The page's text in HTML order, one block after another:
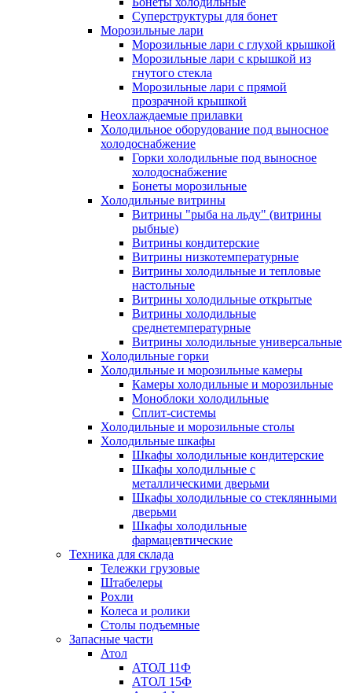
Суперструктуры для бонет
Морозильные лари
Морозильные лари с глухой крышкой
Морозильные лари с крышкой из
гнутого стекла
Морозильные лари с прямой
прозрачной крышкой
Неохлаждаемые прилавки
Холодильное оборудование под выносное
холодоснабжение
Горки холодильные под выносное
холодоснабжение
Бонеты морозильные
Холодильные витрины
Витрины "рыба на льду" (витрины
рыбные)
Витрины кондитерские
Витрины низкотемпературные
Витрины холодильные и тепловые
настольные
Витрины холодильные открытые
Витрины холодильные
среднетемпературные
Витрины холодильные универсальные
Холодильные горки
Холодильные и морозильные камеры
Камеры холодильные и морозильные
Моноблоки холодильные
Сплит-системы
Холодильные и морозильные столы
Холодильные шкафы
Шкафы холодильные кондитерские
Шкафы холодильные с
металлическими дверьми
Шкафы холодильные со стеклянными
дверьми
Шкафы холодильные
фармацевтические
Техника для склада
Тележки грузовые
Штабелеры
Рохли
Колеса и ролики
Столы подъемные
Запасные части
Атол
АТОЛ 11Ф
АТОЛ 15Ф